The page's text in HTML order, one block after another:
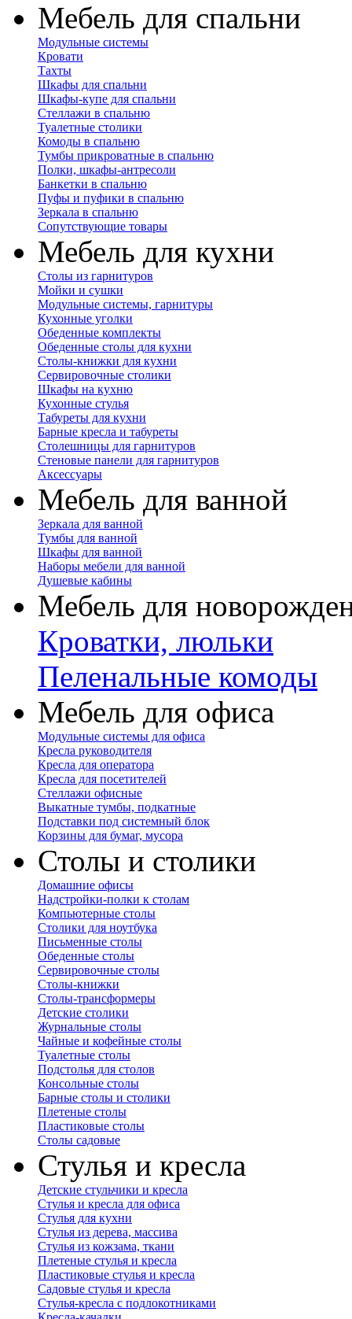
Мебель для спальни
Модульные системы
Кровати
Тахты
Шкафы для спальни
Шкафы-купе для спальни
Стеллажи в спальню
Туалетные столики
Комоды в спальню
Тумбы прикроватные в спальню
Полки, шкафы-антресоли
Банкетки в спальню
Пуфы и пуфики в спальню
Зеркала в спальню
Сопутствующие товары
Мебель для кухни
Столы из гарнитуров
Мойки и сушки
Модульные системы, гарнитуры
Кухонные уголки
Обеденные комплекты
Обеденные столы для кухни
Столы-книжки для кухни
Сервировочные столики
Шкафы на кухню
Кухонные стулья
Табуреты для кухни
Барные кресла и табуреты
Столешницы для гарнитуров
Стеновые панели для гарнитуров
Аксессуары
Мебель для ванной
Зеркала для ванной
Тумбы для ванной
Шкафы для ванной
Наборы мебели для ванной
Душевые кабины
Мебель для
Кроватки, люльки
Пеленальные комоды
Мебель для офиса
Модульные системы для офиса
Кресла руководителя
Кресла для оператора
Кресла для посетителей
Стеллажи офисные
Выкатные тумбы, подкатные
Подставки под системный блок
Корзины для бумаг, мусора
Столы и столики
Домашние офисы
Надстройки-полки к столам
Компьютерные столы
Столики для ноутбука
Письменные столы
Обеденные столы
Сервировочные столы
Столы-книжки
Столы-трансформеры
Детские столики
Журнальные столы
Чайные и кофейные столы
Туалетные столы
Подстолья для столов
Консольные столы
Барные столы и столики
Плетеные столы
Пластиковые столы
Столы садовые
Стулья и кресла
Детские стульчики и кресла
Стулья и кресла для офиса
Стулья для кухни
Стулья из дерева, массива
Стулья из кожзама, ткани
Плетеные стулья и кресла
Пластиковые стулья и кресла
Садовые стулья и кресла
Стулья-кресла с подлокотниками